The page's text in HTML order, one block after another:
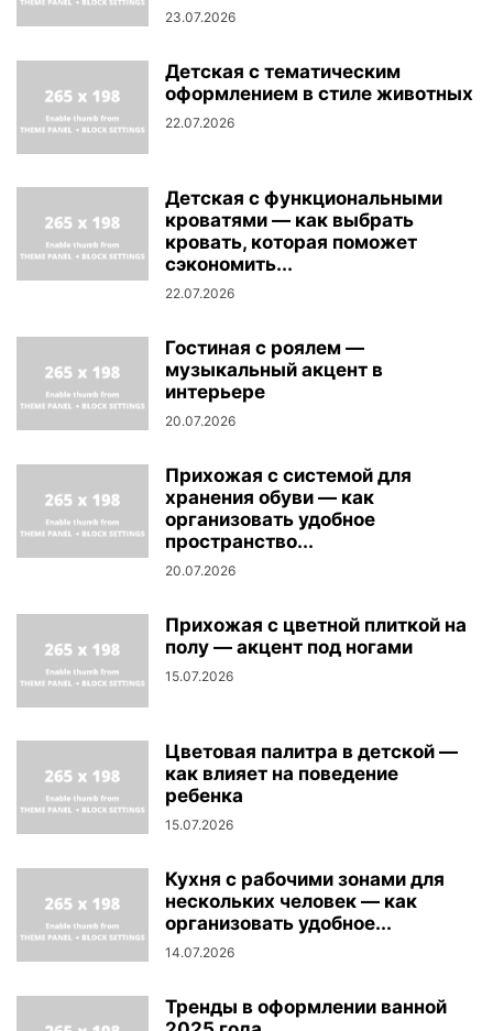
23.07.2026
Детская с тематическим
оформлением в стиле животных
22.07.2026
Детская с функциональными
кроватями — как выбрать
кровать, которая поможет
сэкономить...
22.07.2026
Гостиная с роялем —
музыкальный акцент в
интерьере
20.07.2026
Прихожая с системой для
хранения обуви — как
организовать удобное
пространство...
20.07.2026
Прихожая с цветной плиткой на
полу — акцент под ногами
15.07.2026
Цветовая палитра в детской —
как влияет на поведение
ребенка
15.07.2026
Кухня с рабочими зонами для
нескольких человек — как
организовать удобное...
14.07.2026
Тренды в оформлении ванной